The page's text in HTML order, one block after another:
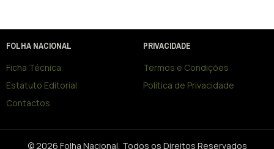
FOLHA NACIONAL
Ficha Técnica
Estatuto Editorial
Contactos
PRIVACIDADE
Termos e Condições
Política de Privacidade
© 2026 Folha Nacional, Todos os Direitos Reservados